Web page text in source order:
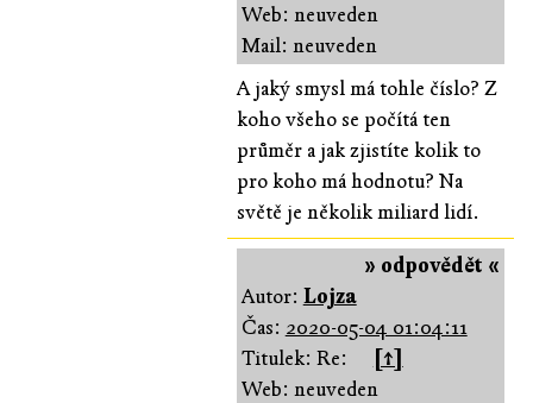
Web: neuveden
Mail: neuveden
A jaký smysl má tohle číslo? Z
koho všeho se počítá ten
průměr a jak zjistíte kolik to
pro koho má hodnotu? Na
světě je několik miliard lidí.
» odpovědět «
Autor: Lojza
Čas: 2020-05-04 01:04:11
Titulek: Re:
[↑]
Web: neuveden